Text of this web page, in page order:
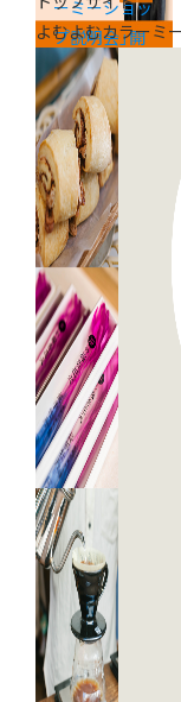
ーミーショッ
プ説明会」開
催
よむよむカラーミ